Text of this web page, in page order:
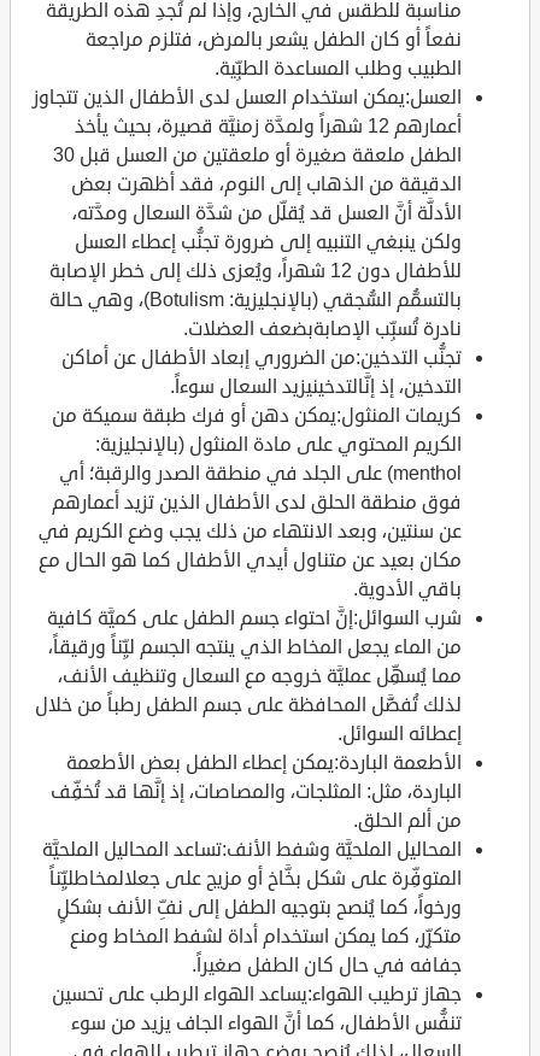
مناسبة للطقس في الخارج، وإذا لم تُجدِ هذه الطريقة
نفعاً أو كان الطفل يشعر بالمرض، فتلزم مراجعة
الطبيب وطلب المساعدة الطبِّية.
العسل:يمكن استخدام العسل لدى الأطفال الذين تتجاوز
أعمارهم 12 شهراً ولمدَّة زمنيَّة قصيرة، بحيث يأخذ
الطفل ملعقة صغيرة أو ملعقتين من العسل قبل 30
الدقيقة من الذهاب إلى النوم، فقد أظهرت بعض
الأدلَّة أنَّ العسل قد يُقلِّل من شدَّة السعال ومدَّته،
ولكن ينبغي التنبيه إلى ضرورة تجنُّب إعطاء العسل
للأطفال دون 12 شهراً، ويُعزى ذلك إلى خطر الإصابة
بالتسمُّم السُّجقي (بالإنجليزية: Botulism)، وهي حالة
نادرة تُسبِّب الإصابةبضعف العضلات.
تجنُّب التدخين:من الضروري إبعاد الأطفال عن أماكن
التدخين، إذ إنَّالتدخينيزيد السعال سوءاً.
كريمات المنثول:يمكن دهن أو فرك طبقة سميكة من
الكريم المحتوي على مادة المنثول (بالإنجليزية:
menthol) على الجلد في منطقة الصدر والرقبة؛ أي
فوق منطقة الحلق لدى الأطفال الذين تزيد أعمارهم
عن سنتين، وبعد الانتهاء من ذلك يجب وضع الكريم في
مكان بعيد عن متناول أيدي الأطفال كما هو الحال مع
باقي الأدوية.
شرب السوائل:إنَّ احتواء جسم الطفل على كميَّة كافية
من الماء يجعل المخاط الذي ينتجه الجسم ليِّناً ورقيقاً،
مما يُسهِّل عمليَّة خروجه مع السعال وتنظيف الأنف،
لذلك تُفضَّل المحافظة على جسم الطفل رطباً من خلال
إعطائه السوائل.
الأطعمة الباردة:يمكن إعطاء الطفل بعض الأطعمة
الباردة، مثل: المثلجات، والمصاصات، إذ إنَّها قد تُخفِّف
من ألم الحلق.
المحاليل الملحيَّة وشفط الأنف:تساعد المحاليل الملحيَّة
المتوفِّرة على شكل بخَّاخ أو مزيج على جعلالمخاطليِّناً
ورخواً، كما يُنصح بتوجيه الطفل إلى نفِّ الأنف بشكلٍ
متكرِّر، كما يمكن استخدام أداة لشفط المخاط ومنع
جفافه في حال كان الطفل صغيراً.
جهاز ترطيب الهواء:يساعد الهواء الرطب على تحسين
تنفُّس الأطفال، كما أنَّ الهواء الجاف يزيد من سوء